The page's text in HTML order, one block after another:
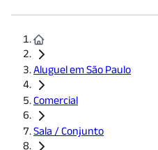
Shopping Metrô Jardim São
Lar Center
Shopping Center Norte
ComVem Tietê
Saúde
Hospital HSANP
Hospital São Camilo SP -
Aluguel em São Paulo
Comercial
Sala / Conjunto